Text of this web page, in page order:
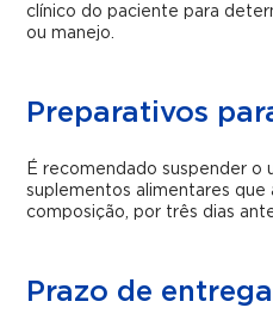
clínico do paciente para
ou manejo.
Preparativos
É recomendado suspender o
suplementos alimentares que
composição, por três dias
Prazo de entrega